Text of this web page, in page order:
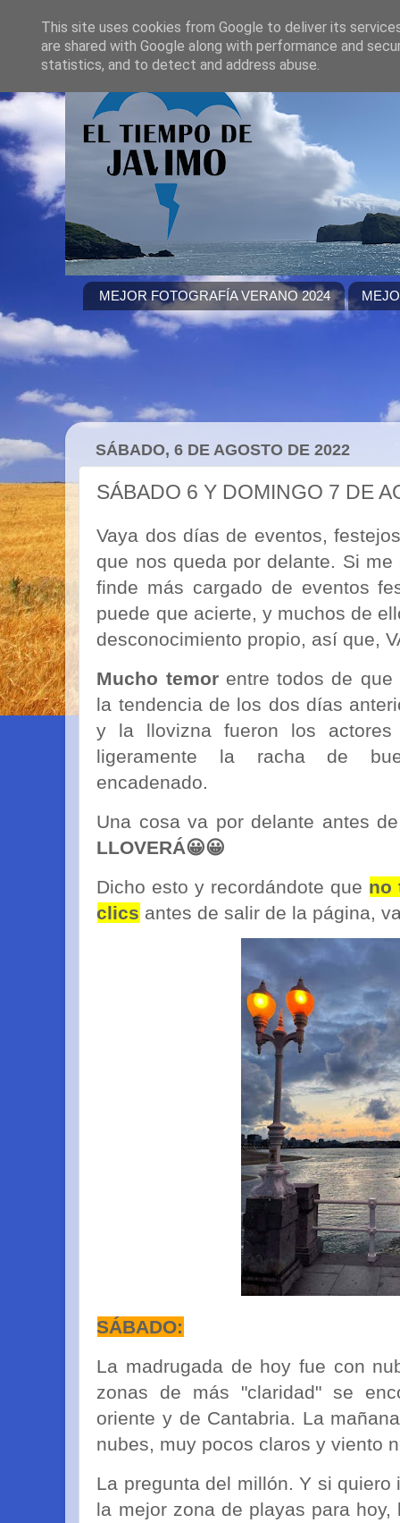
MEJOR FOTOGRAFÍA VERANO 2024
SÁBADO, 6 DE AGOSTO DE 2022
SÁBADO 6 Y DOMINGO 7 DE
Vaya dos días de eventos,
que nos queda por delante. Si
finde más cargado de eventos
puede que acierte, y muchos de
desconocimiento propio, así que,
Mucho temorentre todos de que
la tendencia de los dos días
y la llovizna fueron los actores
ligeramente la racha de
encadenado.
Una cosa va por delante antes
LLOVERÁ😀😀
Dicho esto y recordándote que no
clics antes de salir de la página,
SÁBADO:
La madrugada de hoy fue con
zonas de más "claridad" se
oriente y de Cantabria. La
nubes, muy pocos claros y viento
La pregunta del millón. Y si
la mejor zona de playas para
This site uses cookies from Google to deliver its
are shared with Google along with performance and
statistics, and to detect and address abuse.